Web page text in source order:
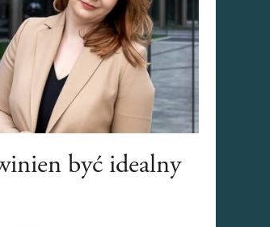
być idealny